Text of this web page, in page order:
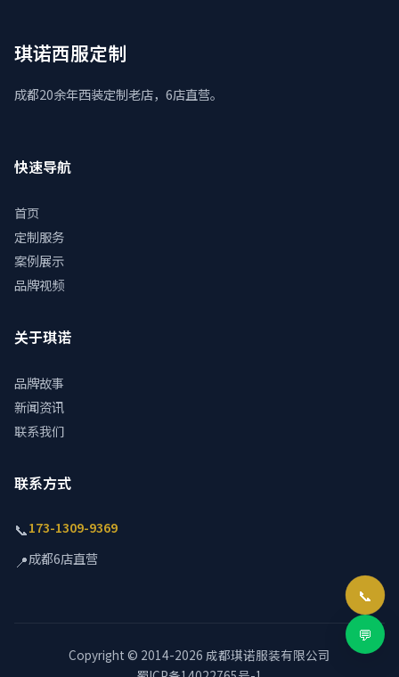
琪诺西服定制
成都20余年西装定制老店，6店直营。
快速导航
首页
定制服务
案例展示
品牌视频
关于琪诺
品牌故事
新闻资讯
联系我们
联系方式
📞173-1309-9369
📍成都6店直营
Copyright © 2014-2026 成都琪诺服装有限公司
📞
💬